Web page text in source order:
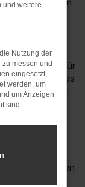
Für
der
Ihnen nicht
für
Service. Das
erst einmal
Fahrzeug
Ihnen auf
von
Sie
und weitere
Nutzung der
messen und
eingesetzt,
werden, um
um Anzeigen
sind.